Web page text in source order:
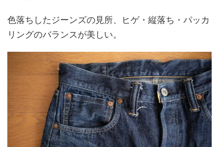
色落ちしたジーンズの見所、ヒゲ・縦落ち・パッカ
リングのバランスが美しい。